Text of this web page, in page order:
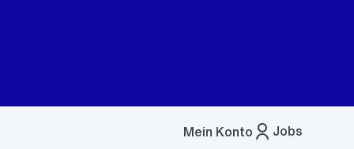
Jobs
Mein Konto
Menü